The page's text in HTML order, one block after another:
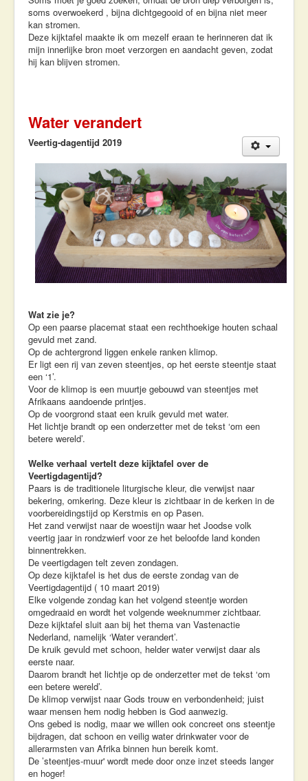
soms overwoekerd , bijna dichtgegooid of en bijna niet meer
kan stromen.
Deze kijktafel maakte ik om mezelf eraan te herinneren dat ik
mijn innerlijke bron moet verzorgen en aandacht geven, zodat
hij kan blijven stromen.
Water verandert
Veertig-dagentijd 2019
Wat zie je?
Op een paarse placemat staat een rechthoekige houten schaal
gevuld met zand.
Op de achtergrond liggen enkele ranken klimop.
Er ligt een rij van zeven steentjes, op het eerste steentje staat
een ‘1’.
Voor de klimop is een muurtje gebouwd van steentjes met
Afrikaans aandoende printjes.
Op de voorgrond staat een kruik gevuld met water.
Het lichtje brandt op een onderzetter met de tekst ‘om een
betere wereld’.
Welke verhaal vertelt deze kijktafel over de
Veertigdagentijd?
Paars is de traditionele liturgische kleur, die verwijst naar
bekering, omkering. Deze kleur is zichtbaar in de kerken in de
voorbereidingstijd op Kerstmis en op Pasen.
Het zand verwijst naar de woestijn waar het Joodse volk
veertig jaar in rondzwierf voor ze het beloofde land konden
binnentrekken.
De veertigdagen telt zeven zondagen.
Op deze kijktafel is het dus de eerste zondag van de
Veertigdagentijd ( 10 maart 2019)
Elke volgende zondag kan het volgend steentje worden
omgedraaid en wordt het volgende weeknummer zichtbaar.
Deze kijktafel sluit aan bij het thema van Vastenactie
Nederland, namelijk ‘Water verandert’.
De kruik gevuld met schoon, helder water verwijst daar als
eerste naar.
Daarom brandt het lichtje op de onderzetter met de tekst ‘om
een betere wereld’.
De klimop verwijst naar Gods trouw en verbondenheid; juist
waar mensen hem nodig hebben is God aanwezig.
Ons gebed is nodig, maar we willen ook concreet ons steentje
bijdragen, dat schoon en veilig water drinkwater voor de
allerarmsten van Afrika binnen hun bereik komt.
De ’steentjes-muur' wordt mede door onze inzet steeds langer
en hoger!